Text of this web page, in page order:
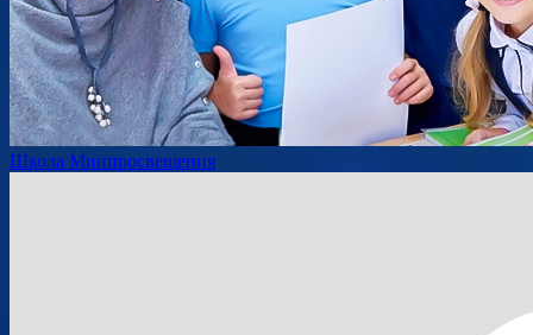
Школа Минпросвещения